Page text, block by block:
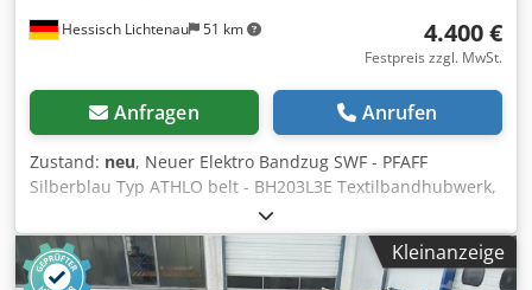
Hessisch Lichtenau 51 km 4.400 €
Festpreis zzgl. MwSt.
Anfragen Anrufen
Zustand: neu, Neuer Elektro Bandzug SWF - PFAFF
Silberblau Typ ATHLO belt - BH203L3E Textilbandhubwerk,
Kran-Hubwerk mit Katzfahrwerk Fabr. Nr. 3540053G01007
Baujahr 2003 (Neu - unbenutzt) Traglast: 1600 kg
Hakenweg: 6 Meter Haupthub-Geschwindigkeit: 6,5 m/min.
Dodpfx Aeypw Hrjhbjkr Feinhub-Geschwindigkeit: 1,0
Kleinanzeige